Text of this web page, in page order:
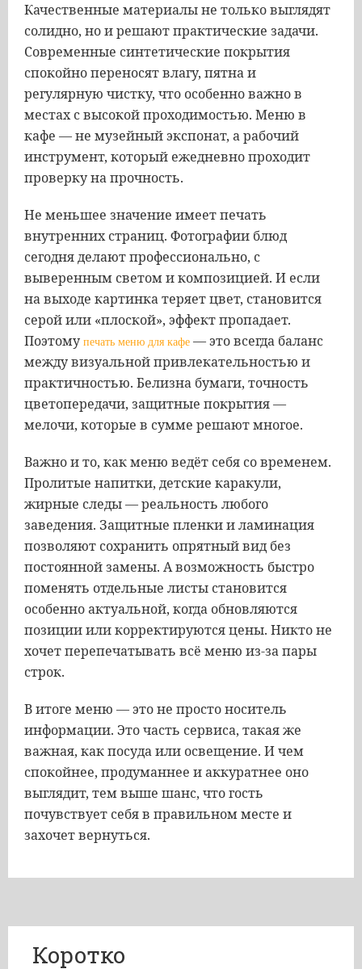
Качественные материалы не только выглядят
солидно, но и решают практические задачи.
Современные синтетические покрытия
спокойно переносят влагу, пятна и
регулярную чистку, что особенно важно в
местах с высокой проходимостью. Меню в
кафе — не музейный экспонат, а рабочий
инструмент, который ежедневно проходит
проверку на прочность.
Не меньшее значение имеет печать
внутренних страниц. Фотографии блюд
сегодня делают профессионально, с
выверенным светом и композицией. И если
на выходе картинка теряет цвет, становится
серой или «плоской», эффект пропадает.
Поэтому печать меню для кафе — это всегда баланс
между визуальной привлекательностью и
практичностью. Белизна бумаги, точность
цветопередачи, защитные покрытия —
мелочи, которые в сумме решают многое.
Важно и то, как меню ведёт себя со временем.
Пролитые напитки, детские каракули,
жирные следы — реальность любого
заведения. Защитные пленки и ламинация
позволяют сохранить опрятный вид без
постоянной замены. А возможность быстро
поменять отдельные листы становится
особенно актуальной, когда обновляются
позиции или корректируются цены. Никто не
хочет перепечатывать всё меню из-за пары
строк.
В итоге меню — это не просто носитель
информации. Это часть сервиса, такая же
важная, как посуда или освещение. И чем
спокойнее, продуманнее и аккуратнее оно
выглядит, тем выше шанс, что гость
почувствует себя в правильном месте и
захочет вернуться.
Коротко